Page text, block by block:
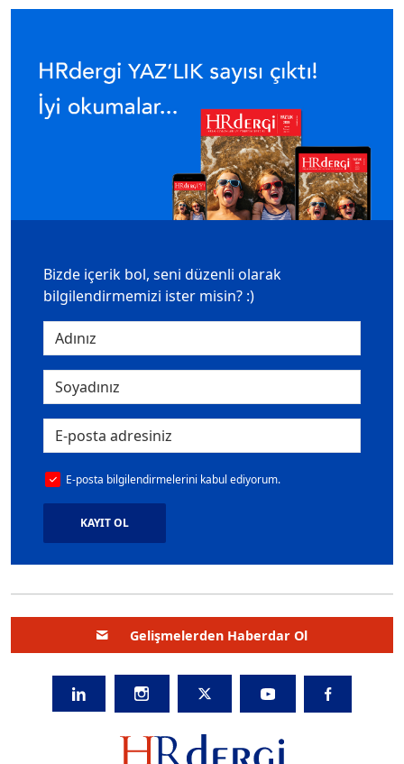
Bizde içerik bol, seni düzenli olarak
bilgilendirmemizi ister misin? :)
E-posta bilgilendirmelerini kabul ediyorum.
KAYIT OL
Gelişmelerden Haberdar Ol